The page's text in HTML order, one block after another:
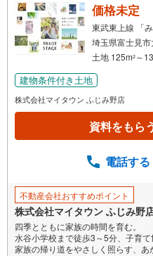
・
条
マ
イ
ペ
ジ
存
す
る
価格未定
東武東上線 「
埼玉県富士見
土地 125m2 ～
建物条件付き土地
株式会社マイタウン ふじみ野店
資料をもら
電話する
不動産会社おすすめポイント
株式会社マイタウン ふじみ野
四季とともに家族の時間を育む。
水谷小学校まで徒歩3～5分、子育て
家族の帰り道をやさしく照らす、あ